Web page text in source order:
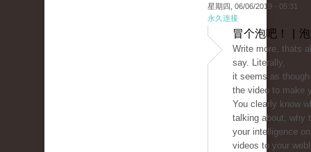
星期四, 06/06/2019 - 05:31
永久连接
冒个泡吧！ |
Write more, thats
say. Literally,
it seems as
the video to make
You clearly know
talking about, why
your intelligence
videos to your